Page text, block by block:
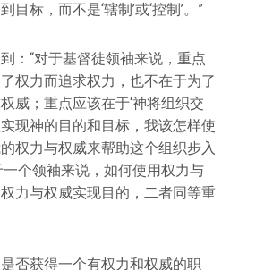
目标，而不是‘辖制’或‘控制’。”
：“对于基督徒领袖来说，重点
权力而追求权力，也不在于为了
威；重点应该在于‘神将组织交
现神的目的和目标，我该怎样使
权力与权威来帮助这个组织步入
一个领袖来说，如何使用权力与
力与权威实现目的，二者同等重
否获得一个有权力和权威的职